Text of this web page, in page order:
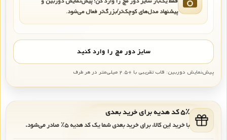
پیشنهاد مدل‌های کوچک‌تر/بزرگ‌تر فعال می‌شود.
سایز دور مچ را وارد کنید
پیش‌نمایش دوربین: قاب تقریبی با +۲.۵ میلی‌متر در هر طرف
۵٪ کد هدیه برای خرید بعدی
با خرید این کالا، برای خرید بعدی شما یک کد هدیه۵٪ صادر می‌شود.